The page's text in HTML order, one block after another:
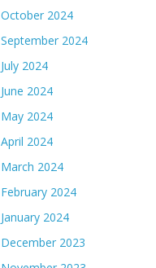
October 2024
September 2024
July 2024
June 2024
May 2024
April 2024
March 2024
February 2024
January 2024
December 2023